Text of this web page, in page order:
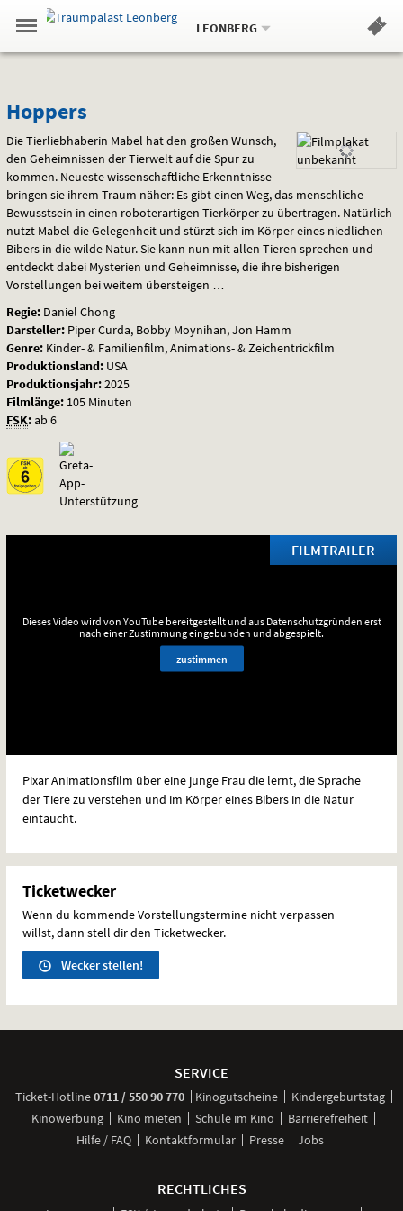
Springe
zum
,zum
.
Navigation
Gehe
zur
Standortauswahl
Standort:
LEONBERG.
Hinweis
Hoppers
Hoppers
Die Tierliebhaberin Mabel hat den großen Wunsch,
den Geheimnissen der Tierwelt auf die Spur zu
kommen. Neueste wissenschaftliche Erkenntnisse
bringen sie ihrem Traum näher: Es gibt einen Weg, das menschliche
Bewusstsein in einen roboterartigen Tierkörper zu übertragen. Natürlich
nutzt Mabel die Gelegenheit und stürzt sich im Körper eines niedlichen
Bibers in die wilde Natur. Sie kann nun mit allen Tieren sprechen und
entdeckt dabei Mysterien und Geheimnisse, die ihre bisherigen
Vorstellungen bei weitem übersteigen …
Regie: Daniel Chong
Darsteller: Piper Curda, Bobby Moynihan, Jon Hamm
Genre: Kinder- & Familienfilm, Animations- & Zeichentrickfilm
Produktionsland: USA
Produktionsjahr:2025
Filmlänge: 105 Minuten
FSK:ab 6
FILMTRAILER
Dieses Video wird von YouTube bereitgestellt und aus Datenschutzgründen erst
nach einer Zustimmung eingebunden und abgespielt.
zustimmen
Pixar Animationsfilm über eine junge Frau die lernt, die Sprache
der Tiere zu verstehen und im Körper eines Bibers in die Natur
eintaucht.
Ticketwecker
Wenn du kommende Vorstellungstermine nicht verpassen
willst, dann stell dir den Ticketwecker.
Wecker stellen!
SERVICE
Ticket-Hotline0711 / 550 90 770anrufen
Kinogutscheine
Kindergeburtstag
Kinowerbung
Kino mieten Schule im Kino
Barrierefreiheit
Hilfe / FAQ
Kontaktformular Presse Jobs
RECHTLICHES